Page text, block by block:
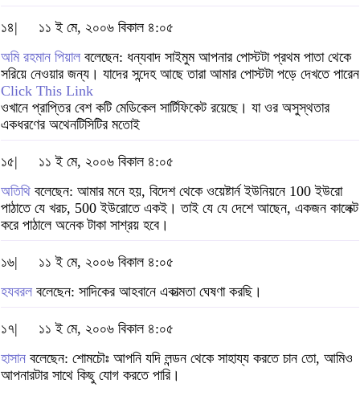
১৪|
১১ ই মে, ২০০৬ বিকাল ৪:০৫
অমি রহমান পিয়াল বলেছেন: ধন্যবাদ সাইমুম আপনার পোস্টটা প্রথম পাতা থেকে
সরিয়ে নেওয়ার জন্য। যাদের সন্দেহ আছে তারা আমার পোস্টটা পড়ে দেখতে পারেন
Click This Link
ওখানে প্রাপ্তির বেশ কটি মেডিকেল সার্টিফিকেট রয়েছে। যা ওর অসুস্থতার
একধরণের অথেনটিসিটির মতোই
১৫|
১১ ই মে, ২০০৬ বিকাল ৪:০৫
অতিথি বলেছেন: আমার মনে হয়, বিদেশ থেকে ওয়েষ্টার্ন ইউনিয়নে 100 ইউরো
পাঠাতে যে খরচ, 500 ইউরোতে একই। তাই যে যে দেশে আছেন, একজন কালেক্ট
করে পাঠালে অনেক টাকা সাশ্রয় হবে।
১৬|
১১ ই মে, ২০০৬ বিকাল ৪:০৫
হযবরল বলেছেন: সাদিকের আহবানে একাত্মতা ঘেষণা করছি।
১৭|
১১ ই মে, ২০০৬ বিকাল ৪:০৫
হাসান বলেছেন: শোমচৌঃ আপনি যদি লন্ডন থেকে সাহায্য করতে চান তো, আমিও
আপনারটার সাথে কিছু যোগ করতে পারি।